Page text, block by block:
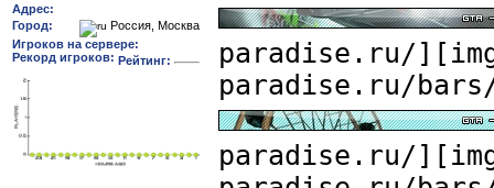
paradise.ru/
paradise.ru/
paradise.ru/